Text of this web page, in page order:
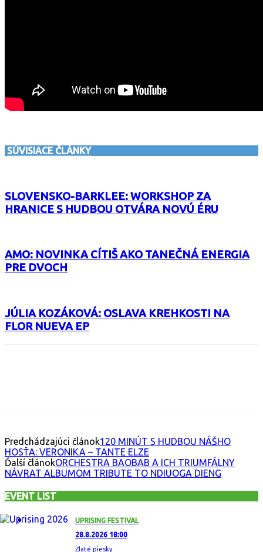
SÚVISIACE ČLÁNKY
SLOVENSKO-BARKLEE: WORKSHOP ZA
HRANICE S HUDBOU OTVÁRA NOVÚ ÉRU
AMO: NOVINKA CÍTIŠ AKO TANEČNÁ ENERGIA
PRE DVOCH
JÚLIA KOZÁKOVÁ: OSLAVA KREHKOSTI NA
FLOR NUEVA EP
Predchádzajúci článok120 MINÚT S HUDBOU NÁŠHO
HOSŤA: VERONIKA – TANTE ELZE
Ďalší článokORCHESTRA BAOBAB A ICH TRIUMFÁLNY
NÁVRAT ALBUMOM TRIBUTE TO NDIUOGA DIENG
EVENT LIST
UPRISING FESTIVAL
28.8.2026 18:00
Zlaté piesky